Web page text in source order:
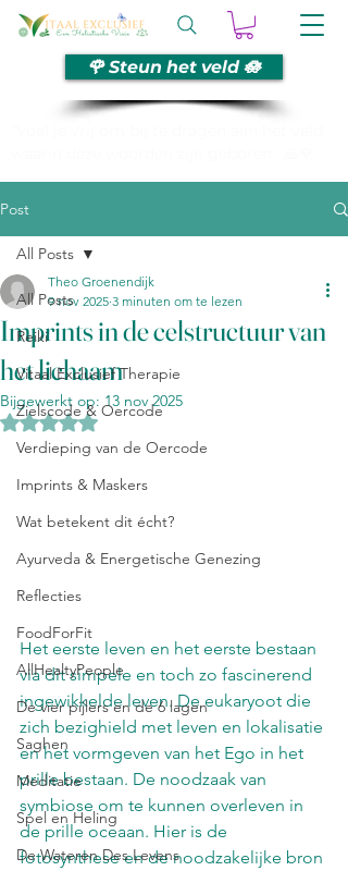
🌹 Steun het veld 🪷
Post
All Posts
Reiki
Vitaal Exclusief Therapie
Zielscode & Oercode
Verdieping van de Oercode
Imprints & Maskers
Wat betekent dit écht?
Ayurveda & Energetische Genezing
Reflecties
FoodForFit
AllHealtyPeople
De vier pijlers en de 6 lagen
Saghen
Meditatie
Spel en Heling
De Wateren Des Levens
All Posts
Imprints in de celstructuur van
het lichaam
Theo Groenendijk
9 nov 2025 3 minuten om te lezen
Bijgewerkt op: 13 nov 2025
Beoordeeld met NaN uit 5 sterren.
Het eerste leven en het eerste bestaan
via dit simpele en toch zo fascinerend
ingewikkelde leven. De eukaryoot die
zich bezighield met leven en lokalisatie
en het vormgeven van het Ego in het
prille bestaan. De noodzaak van
symbiose om te kunnen overleven in
de prille oceaan. Hier is de
fotosynthese en de noodzakelijke bron